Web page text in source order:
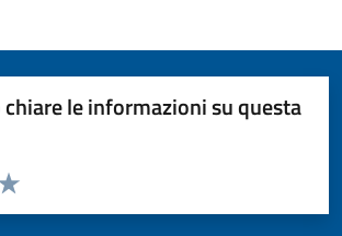
le informazioni su questa
la pagina
5 stelle su 5
4 stelle su 5
su 5
su 5
5